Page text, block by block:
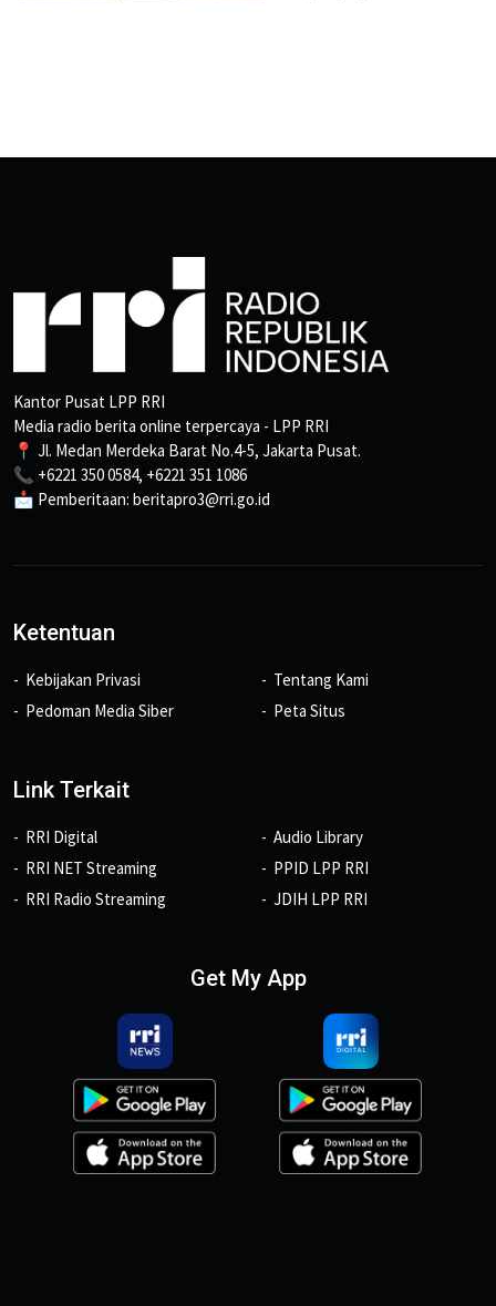
Kantor Pusat LPP RRI
Media radio berita online terpercaya - LPP RRI
📍 Jl. Medan Merdeka Barat No.4-5, Jakarta Pusat.
📞 +6221 350 0584, +6221 351 1086
📩 Pemberitaan: beritapro3@rri.go.id
Ketentuan
Kebijakan Privasi
Pedoman Media Siber
Tentang Kami
Peta Situs
Link Terkait
RRI Digital
RRI NET Streaming
RRI Radio Streaming
Audio Library
PPID LPP RRI
JDIH LPP RRI
Get My App